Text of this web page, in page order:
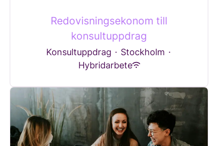
Redovisningsekonom till
konsultuppdrag
Konsultuppdrag · Stockholm ·
Hybridarbete